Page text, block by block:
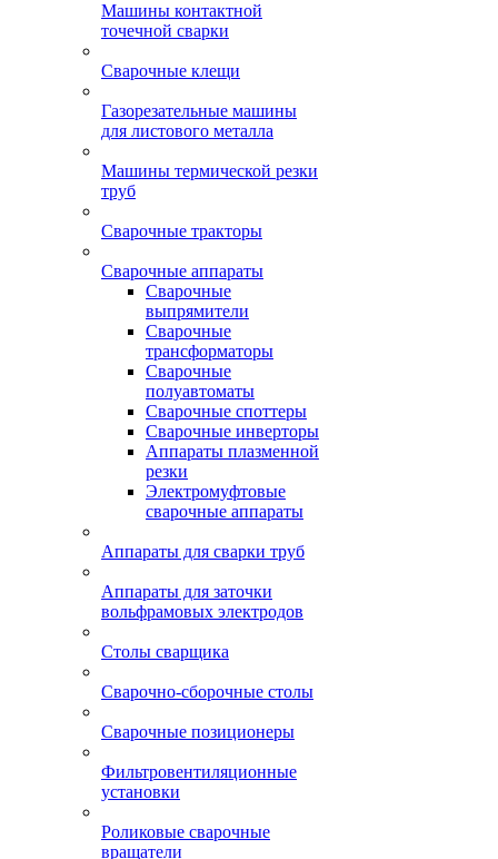
Машины контактной
точечной сварки
Сварочные клещи
Газорезательные машины
для листового металла
Машины термической резки
труб
Сварочные тракторы
Сварочные аппараты
Сварочные
выпрямители
Сварочные
трансформаторы
Сварочные
полуавтоматы
Сварочные споттеры
Сварочные инверторы
Аппараты плазменной
резки
Электромуфтовые
сварочные аппараты
Аппараты для сварки труб
Аппараты для заточки
вольфрамовых электродов
Столы сварщика
Сварочно-сборочные столы
Сварочные позиционеры
Фильтровентиляционные
установки
Роликовые сварочные
вращатели